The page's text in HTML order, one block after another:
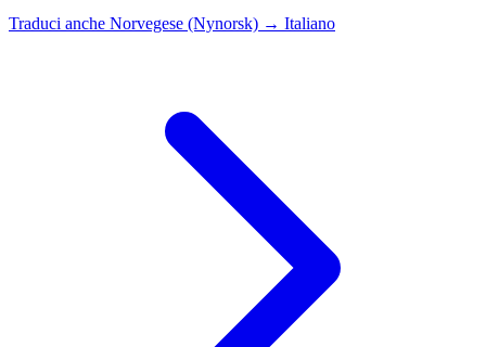
Traduci anche Norvegese (Nynorsk) → Italiano